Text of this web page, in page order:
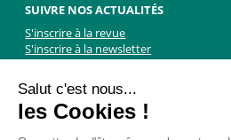
SUIVRE NOS ACTUALITÉS
S'inscrire à la revue
S'inscrire à la newsletter
Salut c'est nous...
les Cookies !